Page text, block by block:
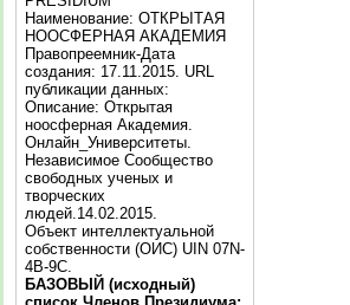
Наименование: ОТКРЫТАЯ
НООСФЕРНАЯ АКАДЕМИЯ
Правопреемник-Дата
создания: 17.11.2015. URL
публикации данных:
Описание: Открытая
ноосферная Академия.
Онлайн_Университеты.
Независимое Сообщество
свободных ученых и
творческих
людей.14.02.2015.
Объект интеллектуальной
собственности (ОИС) UIN 07N-
4B-9C.
БАЗОВЫЙ (исходный)